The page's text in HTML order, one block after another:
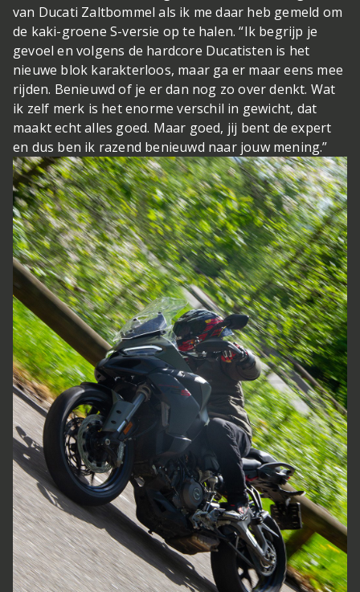
van Ducati Zaltbommel als ik me daar heb gemeld om
de kaki-groene S-versie op te halen. “Ik begrijp je
gevoel en volgens de hardcore Ducatisten is het
nieuwe blok karakterloos, maar ga er maar eens mee
rijden. Benieuwd of je er dan nog zo over denkt. Wat
ik zelf merk is het enorme verschil in gewicht, dat
maakt echt alles goed. Maar goed, jij bent de expert
en dus ben ik razend benieuwd naar jouw mening.”